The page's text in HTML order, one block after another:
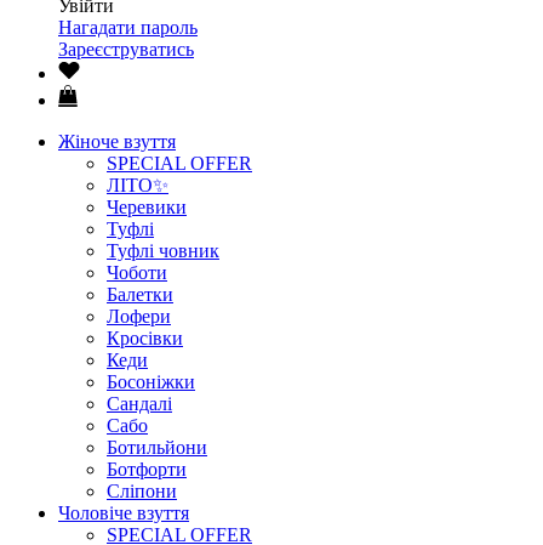
Увійти
Нагадати пароль
Зареєструватись
Жіноче взуття
SPECIAL OFFER
ЛІТО✨
Черевики
Туфлі
Туфлі човник
Чоботи
Балетки
Лофери
Кросівки
Кеди
Босоніжки
Сандалі
Сабо
Ботильйони
Ботфорти
Сліпони
Чоловіче взуття
SPECIAL OFFER